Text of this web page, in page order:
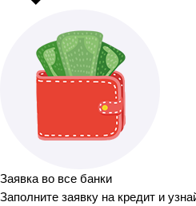
Заявка во все банки
Заполните заявку на кредит и